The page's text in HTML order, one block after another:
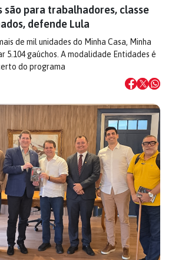
são para trabalhadores, classe
defende Lula
de mil unidades do Minha Casa, Minha
5.104 gaúchos. A modalidade Entidades é
do programa